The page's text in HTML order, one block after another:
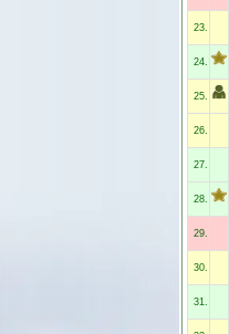
23.
24.
25.
26.
27.
28.
29.
30.
31.